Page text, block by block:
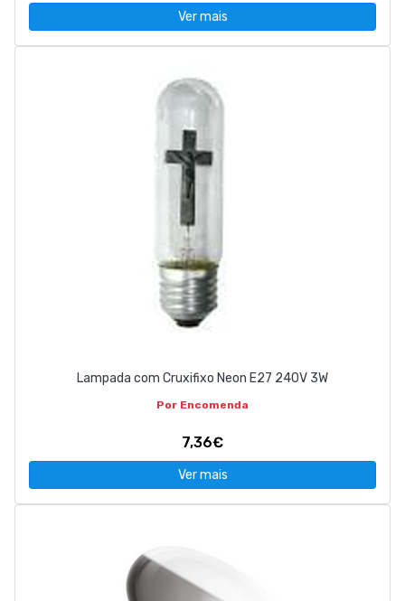
Ver mais
Lampada com Cruxifixo Neon E27 240V 3W
Por Encomenda
7,36€
Ver mais